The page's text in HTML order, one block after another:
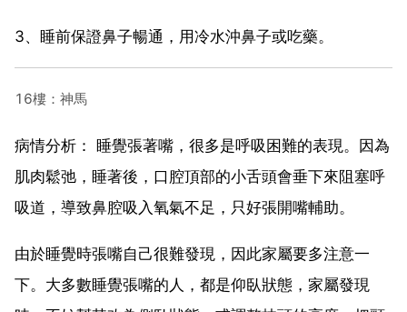
3、睡前保證鼻子暢通，用冷水沖鼻子或吃藥。
16樓：神馬
病情分析： 睡覺張著嘴，很多是呼吸困難的表現。因為
肌肉鬆弛，睡著後，口腔頂部的小舌頭會垂下來阻塞呼
吸道，導致鼻腔吸入氧氣不足，只好張開嘴輔助。
由於睡覺時張嘴自己很難發現，因此家屬要多注意一
下。大多數睡覺張嘴的人，都是仰臥狀態，家屬發現